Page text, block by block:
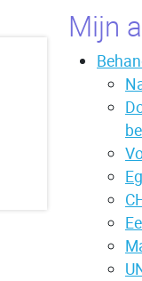
Mijn